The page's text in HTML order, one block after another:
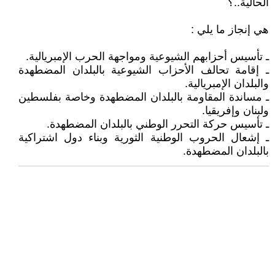
الحالية..؟
هي إنجاز ما يلي :
ـ تأسيس أحزابهم الشيوعية ومواجهة الحرب الإمبريالية.
ـ إقامة تحالف الأحزاب الشيوعية بالبلدان المضطهدة
والبلدان الإمبريالية.
ـ مساندة المقاومة بالبلدان المضطهدة وخاصة بفلسطين
ولبنان وإفريقيا.
ـ تأسيس حركة التحرر الوطني بالبلدان المضطهدة.
ـ إشعال الحروب الوطنية الثورية وبناء دول اشتراكية
بالبلدان المضطهدة.